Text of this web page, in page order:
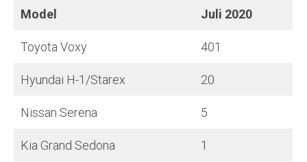
Model Juli 2020
Toyota Voxy 401
Hyundai H-1/Starex 20
Nissan Serena 5
Kia Grand Sedona 1